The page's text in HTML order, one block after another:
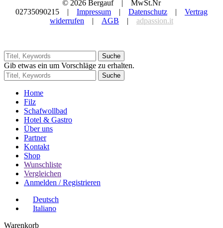
© 2026 Bergauf | MwSt.Nr
02735090215 | Impressum | Datenschutz | Vertrag
widerrufen | AGB | adpassion.it
Suche
Gib etwas ein um Vorschläge zu erhalten.
Suche
Home
Filz
Schafwollbad
Hotel & Gastro
Über uns
Partner
Kontakt
Shop
Wunschliste
Vergleichen
Anmelden / Registrieren
Deutsch
Italiano
Warenkorb